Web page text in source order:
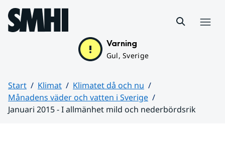
Hoppa till sidans innehåll
Varning
Gul, Sverige
Start Klimat
Klimatet då och nu
Månadens väder och vatten i Sverige
Januari 2015 - I allmänhet mild och nederbördsrik